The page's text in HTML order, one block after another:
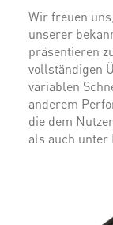
Wir freuen
unserer
präsentieren
vollständigen
variablen
anderem
die dem
als auch